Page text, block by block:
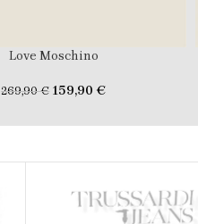
Love Moschino
269,90€ 159,90 €